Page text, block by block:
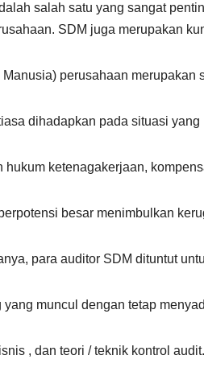
salah satu yang sangat
SDM juga merupakan
perusahaan merupakan
dihadapkan pada situasi yang
hukum ketenagakerjaan,
besar menimbulkan
para auditor SDM dituntut
muncul dengan tetap
, dan teori / teknik kontrol audit.